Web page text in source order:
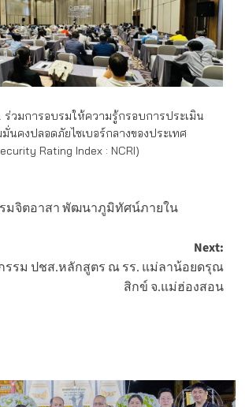
ร่วมการอบรมให้ความรู้กรอบการประเมิน
นคงปลอดภัยไซเบอร์กลางของประเทศ
Rating Index : NCRI)
มจิตอาสา พัฒนาภูมิทัศน์ภายใน
Next:
รรม ปชส.หลักสูตร ณ รร. แม่ลาน้อยดรุณ
สิกข์ จ.แม่ฮ่องสอน